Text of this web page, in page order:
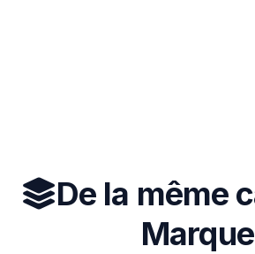
De la même
Marque